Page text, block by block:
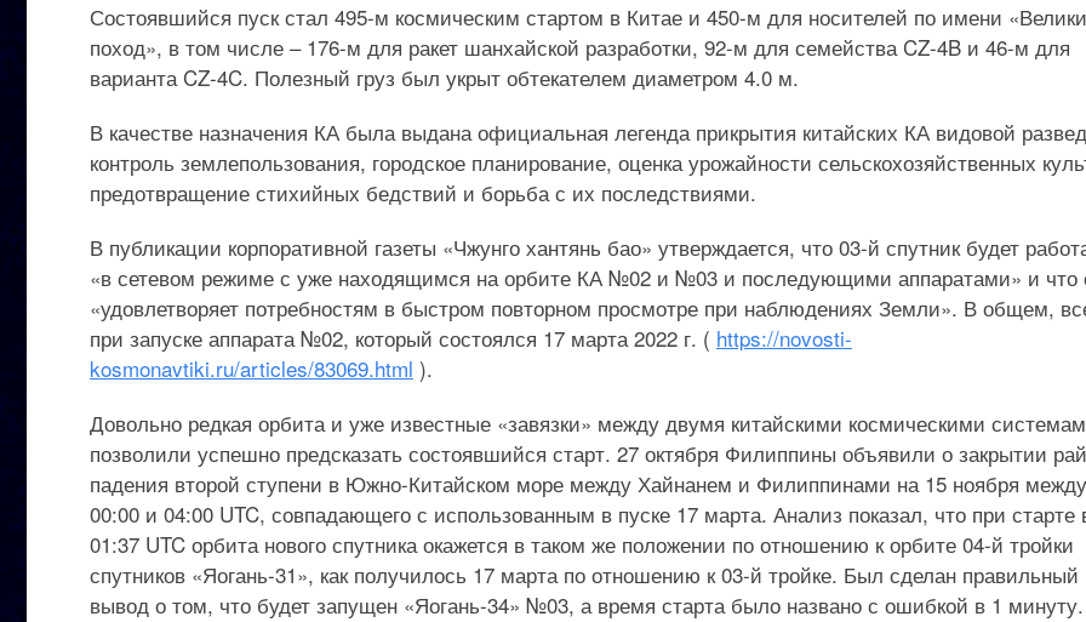
Состоявшийся пуск стал 495-м космическим стартом в Китае и 450-м для носителей по имени
поход», в том числе – 176-м для ракет шанхайской разработки, 92-м для семейства CZ-4B и 46-м для
варианта CZ-4C. Полезный груз был укрыт обтекателем диаметром 4.0 м.
В качестве назначения КА была выдана официальная легенда прикрытия китайских КА видовой
контроль землепользования, городское планирование, оценка урожайности сельскохозяйственных
предотвращение стихийных бедствий и борьба с их последствиями.
В публикации корпоративной газеты «Чжунго хантянь бао» утверждается, что 03-й спутник будет
«в сетевом режиме с уже находящимся на орбите КА №02 и №03 и последующими аппаратами» и что
«удовлетворяет потребностям в быстром повторном просмотре при наблюдениях Земли». В общем,
при запуске аппарата №02, который состоялся 17 марта 2022 г. ( https://novosti-
kosmonavtiki.ru/articles/83069.html ).
Довольно редкая орбита и уже известные «завязки» между двумя китайскими космическими
позволили успешно предсказать состоявшийся старт. 27 октября Филиппины объявили о закрытии
падения второй ступени в Южно-Китайском море между Хайнанем и Филиппинами на 15 ноября между
00:00 и 04:00 UTC, совпадающего с использованным в пуске 17 марта. Анализ показал, что при старте
01:37 UTC орбита нового спутника окажется в таком же положении по отношению к орбите 04-й тройки
спутников «Яогань-31», как получилось 17 марта по отношению к 03-й тройке. Был сделан правильный
вывод о том, что будет запущен «Яогань-34» №03, а время старта было названо с ошибкой в 1 минуту.